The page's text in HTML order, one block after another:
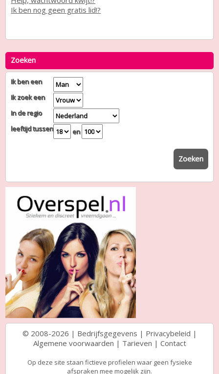
Ik ben nog geen gratis lid!?
Zoeken
Ik ben een
Ik zoek een
In de regio
leeftijd tussen
en
Zoeken
© 2008-2026 | Bedrijfsgegevens | Privacybeleid |
Algemene voorwaarden | Tarieven | Contact
Op deze site staan fictieve profielen waar geen fysieke
afspraken mee mogelijk zijn.